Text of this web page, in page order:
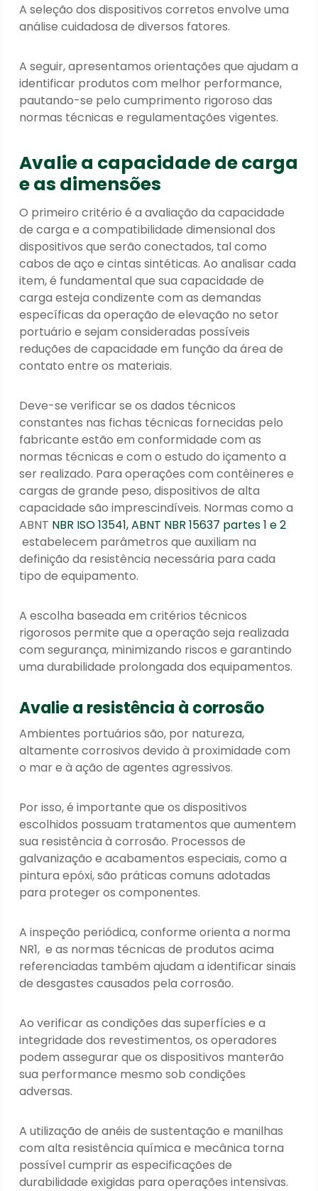
A seleção dos dispositivos corretos envolve uma
análise cuidadosa de diversos fatores.
A seguir, apresentamos orientações que ajudam a
identificar produtos com melhor performance,
pautando-se pelo cumprimento rigoroso das
normas técnicas e regulamentações vigentes.
Avalie a capacidade de carga
e as dimensões
O primeiro critério é a avaliação da capacidade
de carga e a compatibilidade dimensional dos
dispositivos que serão conectados, tal como
cabos de aço e cintas sintéticas. Ao analisar cada
item, é fundamental que sua capacidade de
carga esteja condizente com as demandas
específicas da operação de elevação no setor
portuário e sejam consideradas possíveis
reduções de capacidade em função da área de
contato entre os materiais.
Deve-se verificar se os dados técnicos
constantes nas fichas técnicas fornecidas pelo
fabricante estão em conformidade com as
normas técnicas e com o estudo do içamento a
ser realizado. Para operações com contêineres e
cargas de grande peso, dispositivos de alta
capacidade são imprescindíveis. Normas como a
ABNT NBR ISO 13541, ABNT NBR 15637 partes 1 e 2
estabelecem parâmetros que auxiliam na
definição da resistência necessária para cada
tipo de equipamento.
A escolha baseada em critérios técnicos
rigorosos permite que a operação seja realizada
com segurança, minimizando riscos e garantindo
uma durabilidade prolongada dos equipamentos.
Avalie a resistência à corrosão
Ambientes portuários são, por natureza,
altamente corrosivos devido à proximidade com
o mar e à ação de agentes agressivos.
Por isso, é importante que os dispositivos
escolhidos possuam tratamentos que aumentem
sua resistência à corrosão. Processos de
galvanização e acabamentos especiais, como a
pintura epóxi, são práticas comuns adotadas
para proteger os componentes.
A inspeção periódica, conforme orienta a norma
NR1, e as normas técnicas de produtos acima
referenciadas também ajudam a identificar sinais
de desgastes causados pela corrosão.
Ao verificar as condições das superfícies e a
integridade dos revestimentos, os operadores
podem assegurar que os dispositivos manterão
sua performance mesmo sob condições
adversas.
A utilização de anéis de sustentação e manilhas
com alta resistência química e mecânica torna
possível cumprir as especificações de
durabilidade exigidas para operações intensivas.